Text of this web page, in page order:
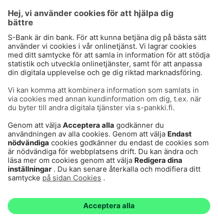
Användarvillkor
Dataskydd
Cookies
Tillgänglighetsutlåtande